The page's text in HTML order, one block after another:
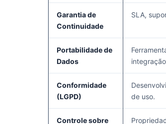
Garantia de
Continuidade
SLA,
Portabilidade de
Dados
Conformidade
(LGPD)
de uso.
Controle sobre